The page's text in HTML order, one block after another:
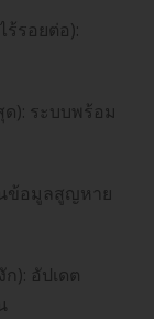
ร้รอยต่อ):
): ระบบพร้อม
นข้อมูลสูญหาย
): อัปเดต